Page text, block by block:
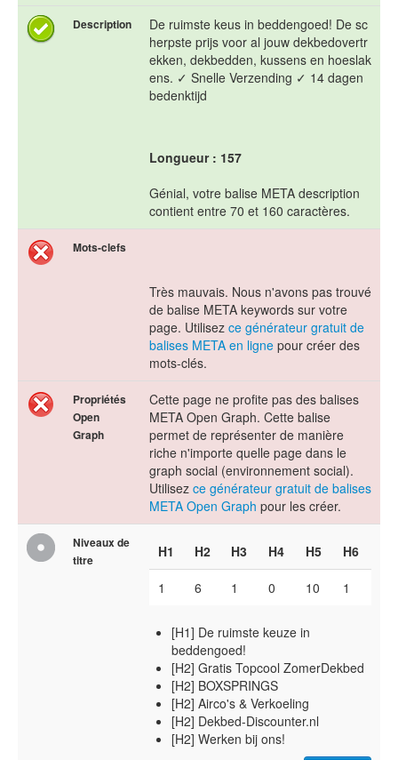
Description
De ruimste keus in beddengoed! De sc
herpste prijs voor al jouw dekbedovertr
ekken, dekbedden, kussens en hoeslak
ens. ✓ Snelle Verzending ✓ 14 dagen
bedenktijd
Longueur : 157
Génial, votre balise META description
contient entre 70 et 160 caractères.
Mots-clefs
Très mauvais. Nous n'avons pas trouvé
de balise META keywords sur votre
page. Utilisez ce générateur gratuit de
balises META en ligne pour créer des
mots-clés.
Propriétés
Open
Graph
Cette page ne profite pas des balises
META Open Graph. Cette balise
permet de représenter de manière
riche n'importe quelle page dans le
graph social (environnement social).
Utilisez ce générateur gratuit de balises
META Open Graph pour les créer.
Niveaux de
titre
H1 H2 H3 H4 H5 H6
1 6 1 0 10 1
[H1] De ruimste keuze in
beddengoed!
[H2] Gratis Topcool ZomerDekbed
[H2] BOXSPRINGS
[H2] Airco's & Verkoeling
[H2] Dekbed-Discounter.nl
[H2] Werken bij ons!